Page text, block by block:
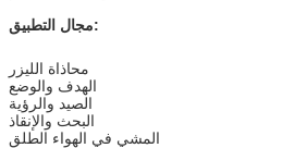
مجال التطبيق:
محاذاة الليزر
الهدف والوضع
الصيد والرؤية
البحث والإنقاذ
المشي في الهواء الطلق